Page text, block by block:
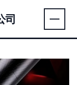
司